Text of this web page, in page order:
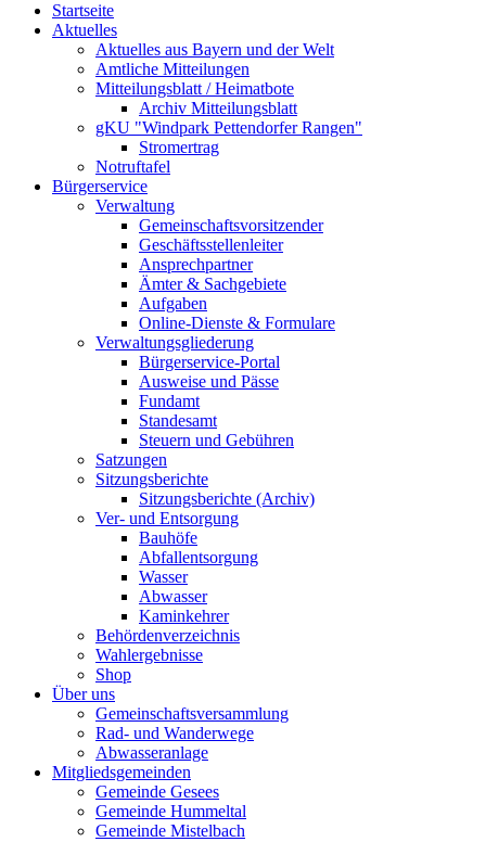
Startseite
Aktuelles
Aktuelles aus Bayern und der Welt
Amtliche Mitteilungen
Mitteilungsblatt / Heimatbote
Archiv Mitteilungsblatt
gKU "Windpark Pettendorfer Rangen"
Stromertrag
Notruftafel
Bürgerservice
Verwaltung
Gemeinschaftsvorsitzender
Geschäftsstellenleiter
Ansprechpartner
Ämter & Sachgebiete
Aufgaben
Online-Dienste & Formulare
Verwaltungsgliederung
Bürgerservice-Portal
Ausweise und Pässe
Fundamt
Standesamt
Steuern und Gebühren
Satzungen
Sitzungsberichte
Sitzungsberichte (Archiv)
Ver- und Entsorgung
Bauhöfe
Abfallentsorgung
Wasser
Abwasser
Kaminkehrer
Behördenverzeichnis
Wahlergebnisse
Shop
Über uns
Gemeinschaftsversammlung
Rad- und Wanderwege
Abwasseranlage
Mitgliedsgemeinden
Gemeinde Gesees
Gemeinde Hummeltal
Gemeinde Mistelbach